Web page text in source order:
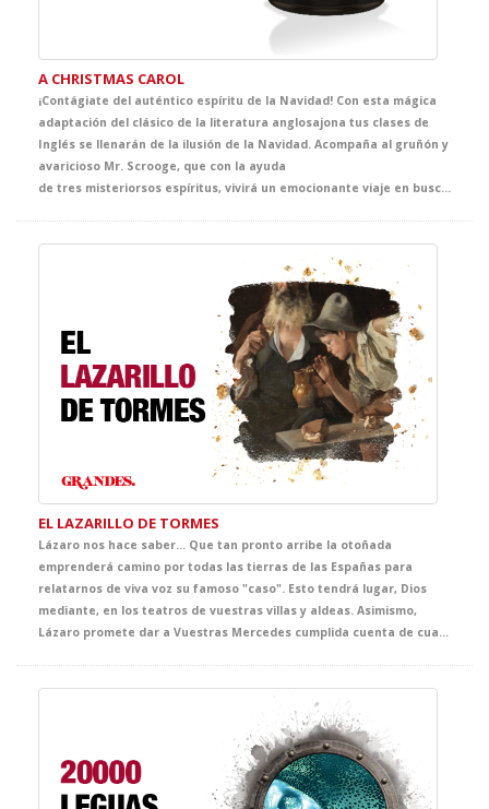
A CHRISTMAS CAROL
¡Contágiate del auténtico espíritu de la Navidad! Con esta mágica
adaptación del clásico de la literatura anglosajona tus clases de
Inglés se llenarán de la ilusión de la Navidad. Acompaña al gruñón y
avaricioso Mr. Scrooge, que con la ayuda
de tres misteriorsos espíritus, vivirá un emocionante viaje en busca del auténtico sentido de la Navidad. El clásico más representado de Dickens se convertirá en la propuesta infalible de tus clases de Inglés y, sin duda, en el mejor regalo que no puede faltar en vuestra agenda de actividades navideñas.
EL LAZARILLO DE TORMES
Lázaro nos hace saber… Que tan pronto arribe la otoñada
emprenderá camino por todas las tierras de las Españas para
relatarnos de viva voz su famoso "caso". Esto tendrá lugar, Dios
mediante, en los teatros de vuestras villas y aldeas. Asimismo,
Lázaro promete dar a Vuestras Mercedes cumplida cuenta de cuantas fortunas y adversidades le acontecieron, bien es verdad que pocas y breves fueron las primeras y cuantiosas y muy penosas las segundas. Lázaro confía que del conocimiento de tan triste y divertida historia sepan extraer Vuestras Mercedes y, muy principalmente, vuestros discípulos, tanto el buen juicio que les ayude a evitar los malos senderos y los malos compañeros, como la cristiana compasión y la inmerecida generosidad que precisa su muy hambrienta persona. Quedando agradecido de ser considerado dentro del ciclo GRANDES, con tan notables figuras.